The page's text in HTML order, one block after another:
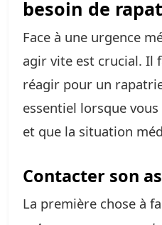
besoin de
Face à une urgence
agir vite est crucial. Il
réagir pour un
essentiel lorsque
et que la situation
Contacter son
La première chose à